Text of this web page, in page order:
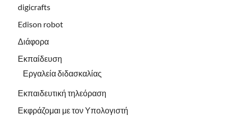
digicrafts
Edison robot
Διάφορα
Εκπαίδευση
Εργαλεία διδασκαλίας
Εκπαιδευτική τηλεόραση
Εκφράζομαι με τον Υπολογιστή